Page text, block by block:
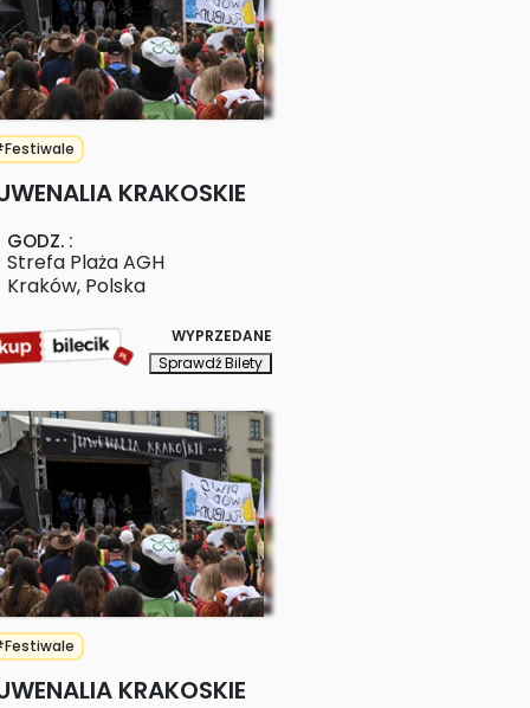
KRAKOSKIE
GODZ. :
Strefa Plaża AGH
Kraków, Polska
WYPRZEDANE
Sprawdź Bilety
KRAKOSKIE